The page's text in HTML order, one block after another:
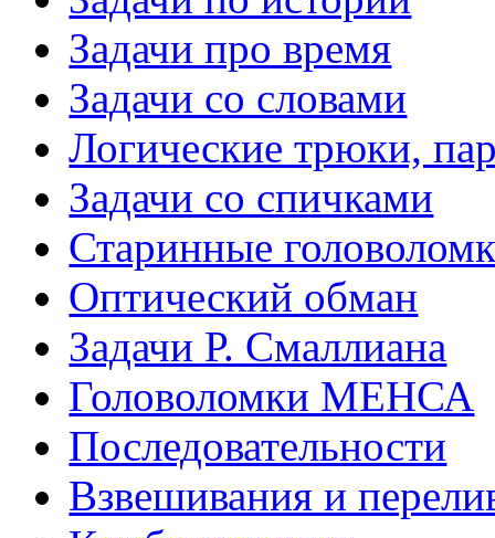
Задачи про время
Задачи со словами
Логические трюки,
Задачи со спичками
Старинные
Оптический обман
Задачи Р. Смаллиана
Головоломки МЕНСА
Последовательности
Взвешивания и